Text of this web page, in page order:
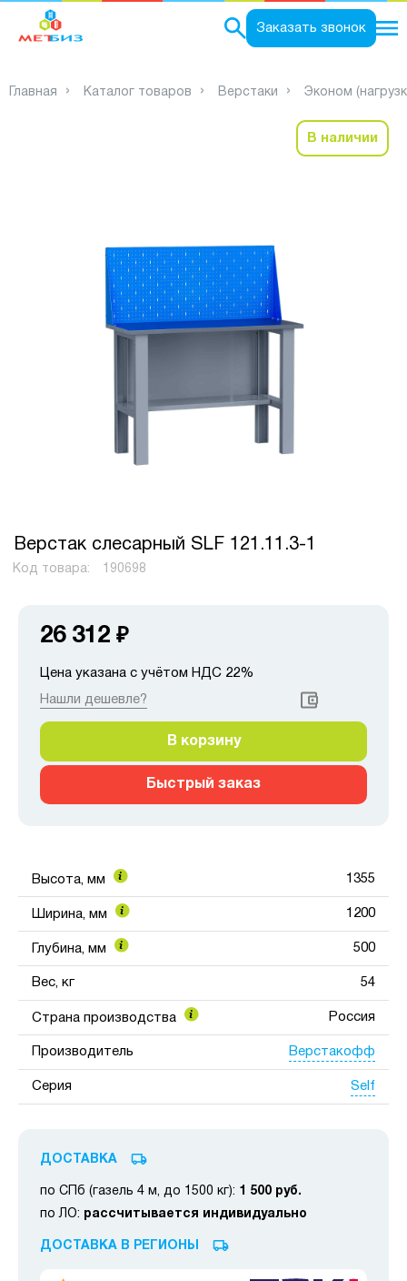
Заказать звонок
Главная Каталог товаров Верстаки Эконом
В наличии
Верстак слесарный SLF 121.11.3-1
Код товара: 190698
26 312 ₽
Цена указана с учётом НДС 22%
Нашли дешевле?
В корзину
Быстрый заказ
Высота, мм 1355
Ширина, мм 1200
Глубина, мм 500
Вес, кг 54
Страна производства Россия
Производитель Верстакофф
Серия Self
ДОСТАВКА
по СПб (газель 4 м, до 1500 кг): 1 500 руб.
по ЛО: рассчитывается индивидуально
ДОСТАВКА В РЕГИОНЫ